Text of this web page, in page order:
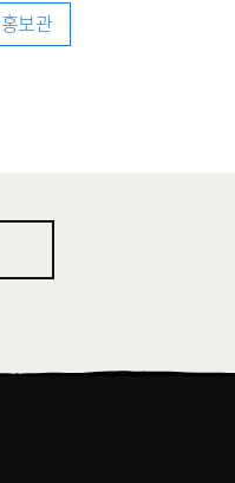
홍보관